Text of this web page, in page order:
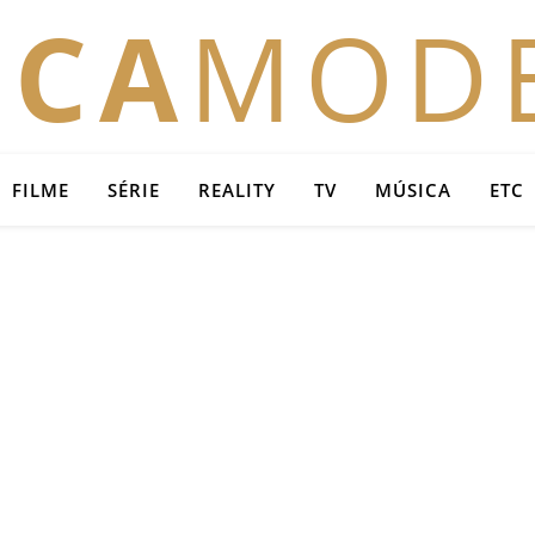
FILME SÉRIE REALITY TV MÚSICA ETC